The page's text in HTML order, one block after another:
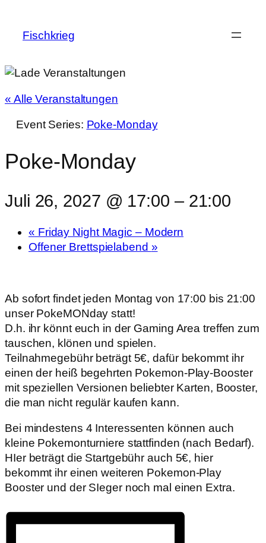
Fischkrieg
« Alle Veranstaltungen
Event Series: Poke-Monday
Poke-Monday
Juli 26, 2027 @ 17:00 – 21:00
« Friday Night Magic – Modern
Offener Brettspielabend »
Ab sofort findet jeden Montag von 17:00 bis 21:00
unser PokeMONday statt!
D.h. ihr könnt euch in der Gaming Area treffen zum
tauschen, klönen und spielen.
Teilnahmegebühr beträgt 5€, dafür bekommt ihr
einen der heiß begehrten Pokemon-Play-Booster
mit speziellen Versionen beliebter Karten, Booster,
die man nicht regulär kaufen kann.
Bei mindestens 4 Interessenten können auch
kleine Pokemonturniere stattfinden (nach Bedarf).
HIer beträgt die Startgebühr auch 5€, hier
bekommt ihr einen weiteren Pokemon-Play
Booster und der SIeger noch mal einen Extra.